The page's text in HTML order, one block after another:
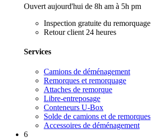
Ouvert aujourd'hui de 8h am à 5h pm
Inspection gratuite du remorquage
Retour client 24 heures
Services
Camions de déménagement
Remorques et remorquage
Attaches de remorque
Libre-entreposage
Conteneurs U-Box
Solde de camions et de remorques
Accessoires de déménagement
6